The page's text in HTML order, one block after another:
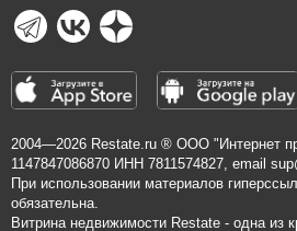
2004—2026 Restate.ru ® ООО "Интернет
1147847086870 ИНН 7811574827, email
При использовании материалов
обязательна.
Витрина недвижимости Restate - одна из